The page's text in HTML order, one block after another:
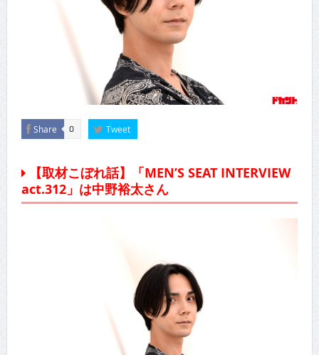
Share 0 Tweet
【取材こぼれ話】「MEN’S SEAT INTERVIEW
act.312」は中野裕太さん